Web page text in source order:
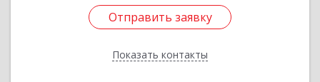
Отправить заявку
Показать контакты
Отправить заявку
Назад